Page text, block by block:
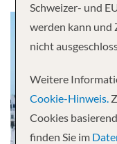
Schweizer- und
werden kann und
nicht
Weitere
Cookie-Hinweis.
Cookies
finden Sie im